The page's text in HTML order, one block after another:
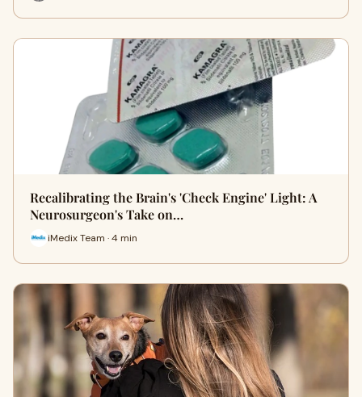
Recalibrating the Brain's 'Check Engine' Light: A
Neurosurgeon's Take on…
iMedix Team · 4 min